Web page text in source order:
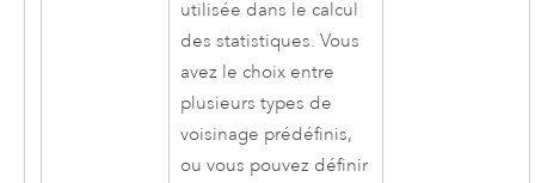
utilisée dans le calcul
des statistiques. Vous
avez le choix entre
plusieurs types de
voisinage prédéfinis,
ou vous pouvez définir